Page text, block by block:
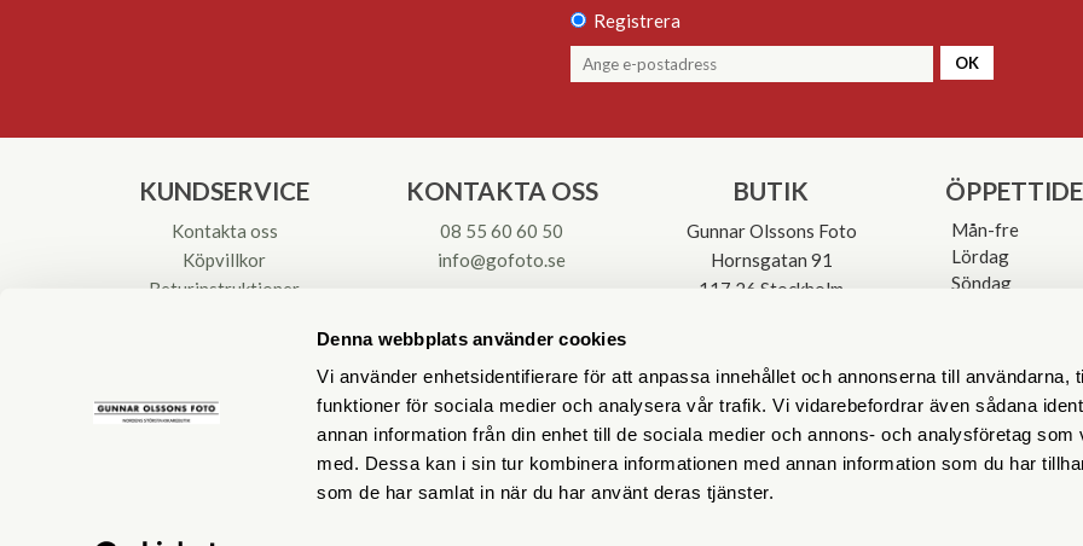
Denna webbplats använder cookies
Vi använder enhetsidentifierare för att anpassa innehållet och annonserna till användarna,
funktioner för sociala medier och analysera vår trafik. Vi vidarebefordrar även sådana
annan information från din enhet till de sociala medier och annons- och analysföretag som
med. Dessa kan i sin tur kombinera informationen med annan information som du har
som de har samlat in när du har använt deras tjänster.
Registrera
OK
KUNDSERVICE
Kontakta oss
Köpvillkor
Returinstruktioner
KONTAKTA OSS
08 55 60 60 50
info@gofoto.se
BUTIK
Gunnar Olssons Foto
Hornsgatan 91
117 26 Stockholm
Mån-fre
Lördag
Söndag